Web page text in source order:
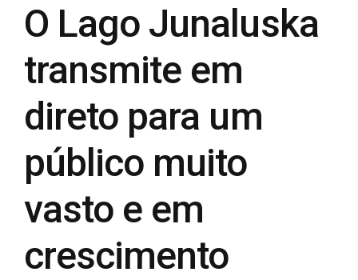
O Lago Junaluska
transmite em
direto para um
público muito
vasto e em
crescimento